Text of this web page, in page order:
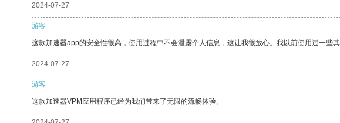
2024-07-27
游客
这款加速器app的安全性很高，使用过程中不会泄露个人信息，这让我很放心。我以前使用过一些
2024-07-27
游客
这款加速器VPM应用程序已经为我们带来了无限的流畅体验。